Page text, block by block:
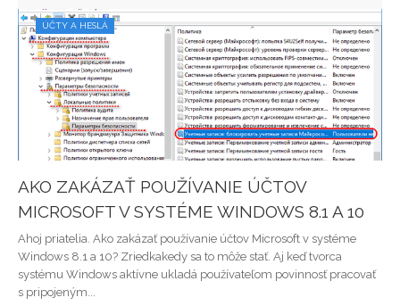
ÚČTY A HESLÁ
AKO ZAKÁZAŤ POUŽÍVANIE ÚČTOV
MICROSOFT V SYSTÉME WINDOWS 8.1 A 10
Ahoj priatelia. Ako zakázať používanie účtov Microsoft v systéme
Windows 8.1 a 10? Zriedkakedy sa to môže stať. Aj keď tvorca
systému Windows aktívne ukladá používateľom povinnosť pracovať
s pripojeným...